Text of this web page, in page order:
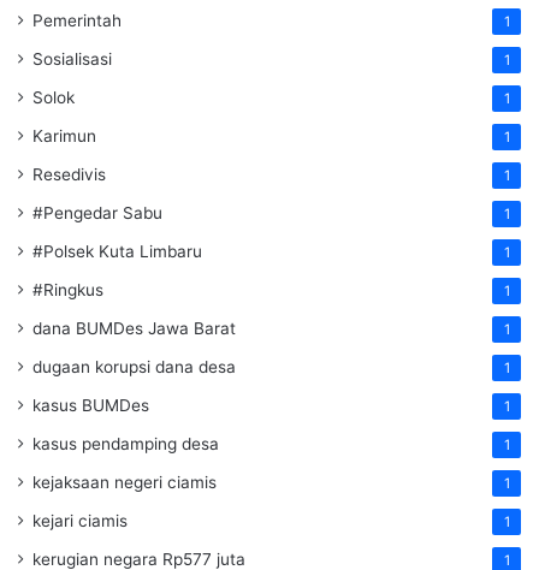
Pemerintah 1
Sosialisasi 1
Solok 1
Karimun 1
Resedivis 1
#Pengedar Sabu 1
#Polsek Kuta Limbaru 1
#Ringkus 1
dana BUMDes Jawa Barat 1
dugaan korupsi dana desa 1
kasus BUMDes 1
kasus pendamping desa 1
kejaksaan negeri ciamis 1
kejari ciamis 1
kerugian negara Rp577 juta 1